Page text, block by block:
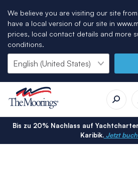
We believe you are visiting our site
have a local version of our site in
prices, local contact details and more
conditions.
Bis zu 20% Nachlass auf
Karibik.Jetzt